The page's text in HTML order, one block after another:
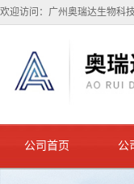
欢迎访问：广州奥瑞达生物科
公司首页 公